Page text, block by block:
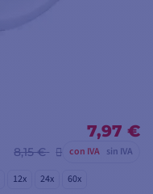
7,97 €
8,15 € con IVA sin IVA
12x 24x 60x